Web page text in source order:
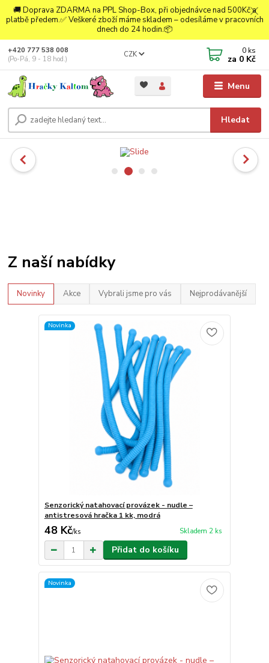
🚚 Doprava ZDARMA na PPL Shop-Box, při objednávce nad 500Kč a
platbě předem.✅ Veškeré zboží máme skladem – odesíláme v pracovních
dnech do 24 hodin.📦
Menu
CZK
Hledat
+420 777 538 008
(Po-Pá, 9 - 18 hod.)
0 ks
za 0 Kč
Z naší nabídky
Novinky Akce Vybrali jsme pro vás Nejprodávanější
Novinka
Senzorický natahovací provázek - nudle –
antistresová hračka 1 kk, modrá
48 Kč/ks Skladem 2 ks
Přidat do košíku
Novinka